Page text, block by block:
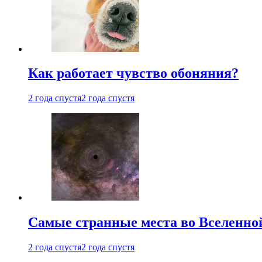
Как работает чувство обоняния?
2 года спустя2 года спустя
Самые странные места во
2 года спустя2 года спустя